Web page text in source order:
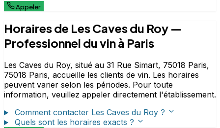
Appeler
Horaires de Les Caves du Roy —
Professionnel du vin à Paris
Les Caves du Roy, situé au 31 Rue Simart, 75018 Paris,
75018 Paris, accueille les clients de vin. Les horaires
peuvent varier selon les périodes. Pour toute
information, veuillez appeler directement l'établissement.
Comment contacter Les Caves du Roy ?
Quels sont les horaires exacts ?